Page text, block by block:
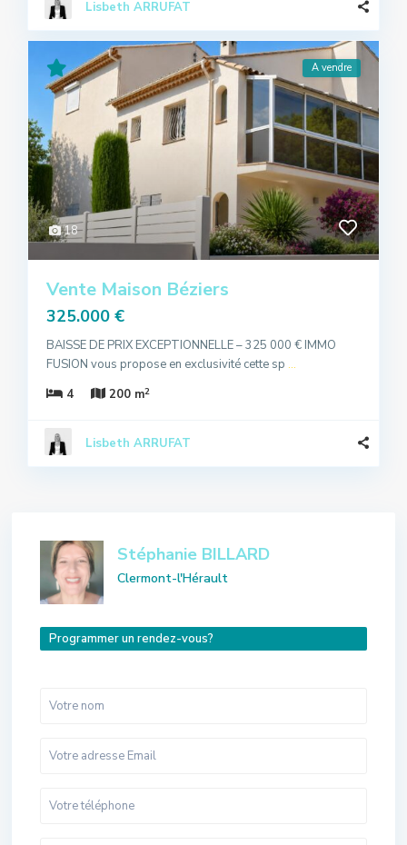
Lisbeth ARRUFAT
18
A vendre
Vente Maison Béziers
325.000 €
BAISSE DE PRIX EXCEPTIONNELLE – 325 000 € IMMO
FUSION vous propose en exclusivité cette sp ...
4
200 m2
Lisbeth ARRUFAT
Stéphanie BILLARD
Clermont-l'Hérault
Programmer un rendez-vous?